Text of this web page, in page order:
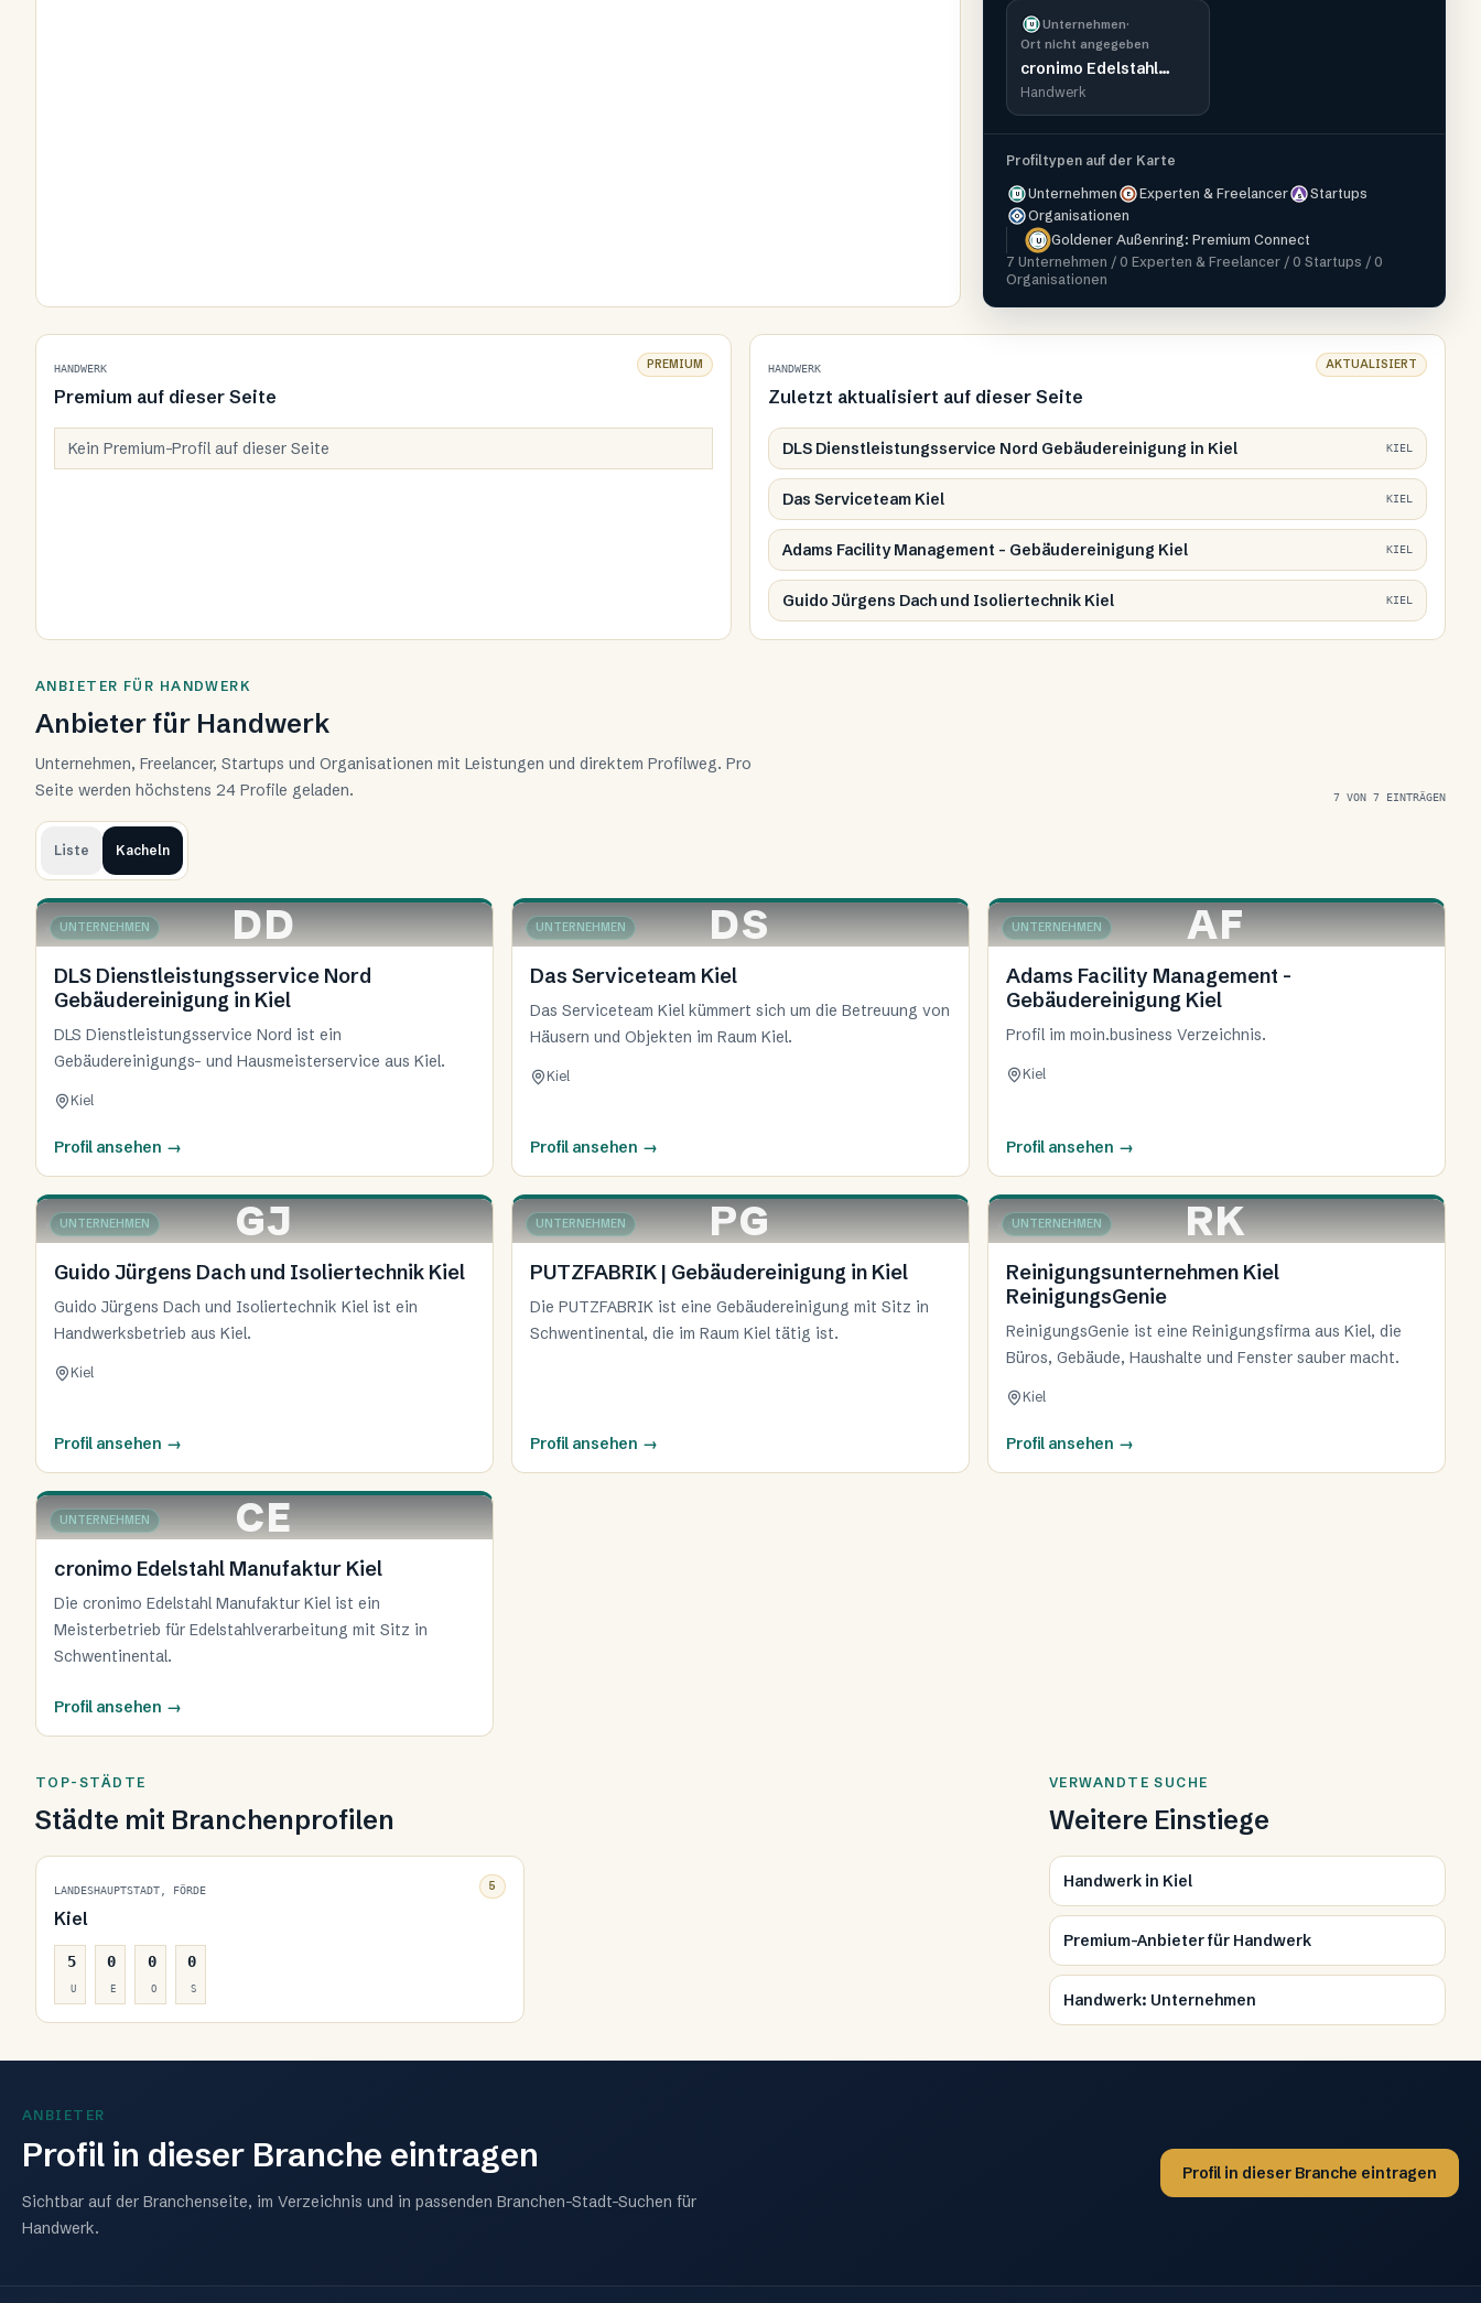
U Unternehmen·
Ort nicht angegeben
cronimo Edelstahl
Manufaktur Kiel
Handwerk
Profiltypen auf der Karte
U Unternehmen E Experten & Freelancer S Startups
O Organisationen
U
Goldener Außenring: Premium Connect
7 Unternehmen / 0 Experten & Freelancer / 0 Startups / 0
Organisationen
HANDWERK
Premium auf dieser Seite
PREMIUM
Kein Premium-Profil auf dieser Seite
HANDWERK
Zuletzt aktualisiert auf dieser Seite
AKTUALISIERT
DLS Dienstleistungsservice Nord Gebäudereinigung in Kiel KIEL
Das Serviceteam Kiel KIEL
Adams Facility Management - Gebäudereinigung Kiel KIEL
Guido Jürgens Dach und Isoliertechnik Kiel KIEL
ANBIETER FÜR HANDWERK
Anbieter für Handwerk
Unternehmen, Freelancer, Startups und Organisationen mit Leistungen und direktem Profilweg. Pro
Seite werden höchstens 24 Profile geladen.
7 VON 7 EINTRÄGEN
Liste Kacheln
DD
KIEL
UNTERNEHMEN
DLS Dienstleistungsservice Nord
Gebäudereinigung in Kiel
DLS Dienstleistungsservice Nord ist ein
Gebäudereinigungs- und Hausmeisterservice aus Kiel.
Kiel
Profil ansehen →
DS
KIEL
UNTERNEHMEN
Das Serviceteam Kiel
Das Serviceteam Kiel kümmert sich um die Betreuung von
Häusern und Objekten im Raum Kiel.
Kiel
Profil ansehen →
AF
KIEL
UNTERNEHMEN
Adams Facility Management -
Gebäudereinigung Kiel
Profil im moin.business Verzeichnis.
Kiel
Profil ansehen →
GJ
KIEL
UNTERNEHMEN
Guido Jürgens Dach und Isoliertechnik Kiel
Guido Jürgens Dach und Isoliertechnik Kiel ist ein
Handwerksbetrieb aus Kiel.
Kiel
Profil ansehen →
PG
UNTERNEHMEN
PUTZFABRIK | Gebäudereinigung in Kiel
Die PUTZFABRIK ist eine Gebäudereinigung mit Sitz in
Schwentinental, die im Raum Kiel tätig ist.
Profil ansehen →
RK
KIEL
UNTERNEHMEN
Reinigungsunternehmen Kiel
ReinigungsGenie
ReinigungsGenie ist eine Reinigungsfirma aus Kiel, die
Büros, Gebäude, Haushalte und Fenster sauber macht.
Kiel
Profil ansehen →
CE
UNTERNEHMEN
cronimo Edelstahl Manufaktur Kiel
Die cronimo Edelstahl Manufaktur Kiel ist ein
Meisterbetrieb für Edelstahlverarbeitung mit Sitz in
Schwentinental.
Profil ansehen →
TOP-STÄDTE
Städte mit Branchenprofilen
LANDESHAUPTSTADT, FÖRDE
Kiel
5
U
0
E
0
O
0
S
5
VERWANDTE SUCHE
Weitere Einstiege
Handwerk in Kiel
Premium-Anbieter für Handwerk
Handwerk: Unternehmen
ANBIETER
Profil in dieser Branche eintragen
Sichtbar auf der Branchenseite, im Verzeichnis und in passenden Branchen-Stadt-Suchen für
Handwerk.
Profil in dieser Branche eintragen